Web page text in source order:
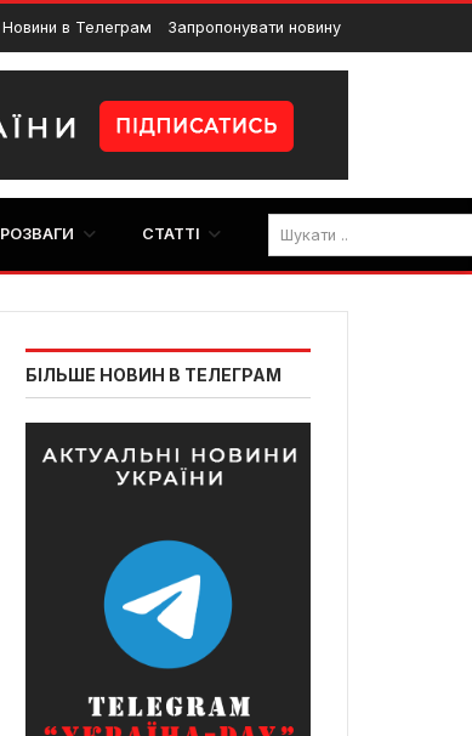
Новини в Телеграм Запропонувати новину
РОЗВАГИ СТАТТІ
БІЛЬШЕ НОВИН В ТЕЛЕГРАМ